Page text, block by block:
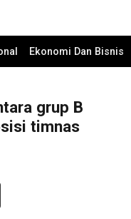
Ekonomi Dan Bisnis
grup B
timnas